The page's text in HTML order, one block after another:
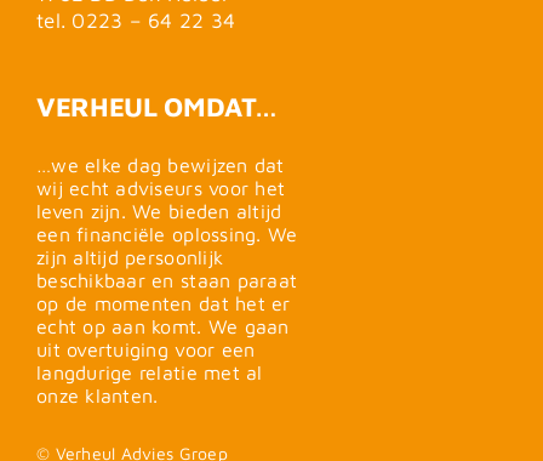
tel. 0223 – 64 22 34
VERHEUL OMDAT…
…we elke dag bewijzen dat
wij echt adviseurs voor het
leven zijn. We bieden altijd
een financiële oplossing. We
zijn altijd persoonlijk
beschikbaar en staan paraat
op de momenten dat het er
echt op aan komt. We gaan
uit overtuiging voor een
langdurige relatie met al
onze klanten.
© Verheul Advies Groep